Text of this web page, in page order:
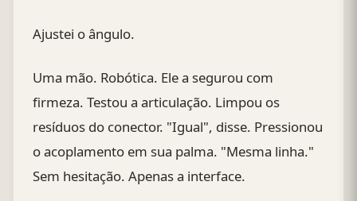
Ajustei o ângulo.
Uma mão. Robótica. Ele a segurou com
firmeza. Testou a articulação. Limpou os
resíduos do conector. "Igual", disse. Pressionou
o acoplamento em sua palma. "Mesma linha."
Sem hesitação. Apenas a interface.